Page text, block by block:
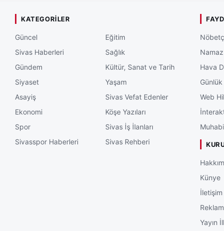
KATEGORILER
Güncel
Sivas Haberleri
Gündem
Siyaset
Asayiş
Ekonomi
Spor
Sivasspor Haberleri
Eğitim
Sağlık
Kültür, Sanat ve Tarih
Yaşam
Sivas Vefat Edenler
Köşe Yazıları
Sivas İş İlanları
Sivas Rehberi
Hava
Günlük
Web
Künye
İletişim
Reklam
Yayın